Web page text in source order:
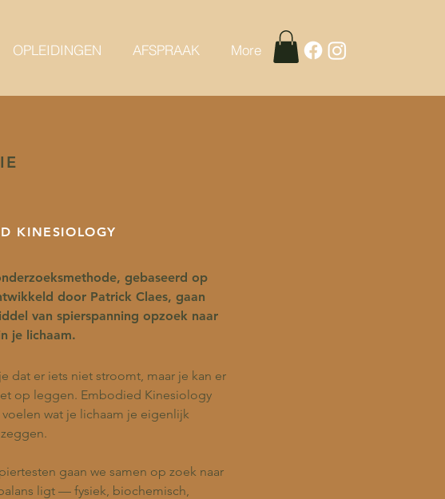
OPLEIDINGEN AFSPRAAK More
KINESIOLOGY
gebaseerd op
door Patrick Claes, gaan
van spierspanning opzoek naar
je lichaam.
dat er iets niet stroomt, maar je kan er
op leggen. Embodied Kinesiology
wat je lichaam je eigenlijk
gaan we samen op zoek naar
ligt — fysiek, biochemisch,